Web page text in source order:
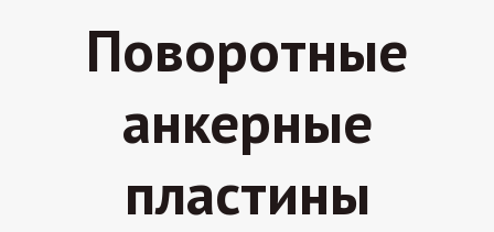
Поворотные
анкерные
пластины